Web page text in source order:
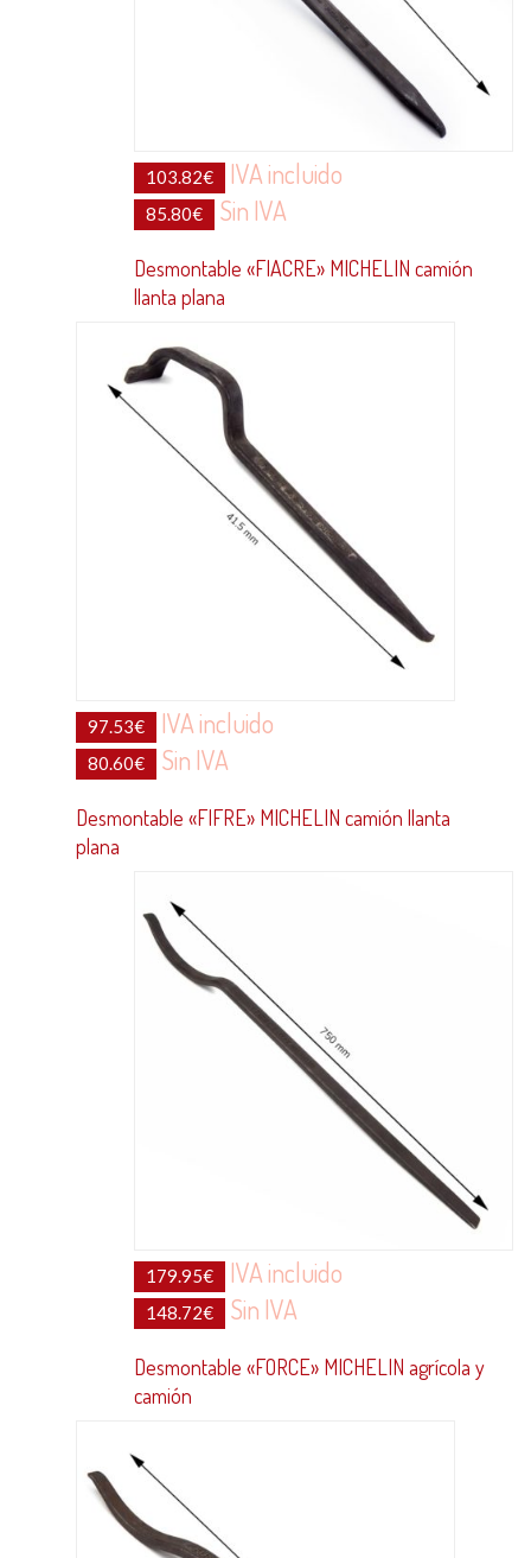
103.82€ IVA incluido
85.80€ Sin IVA
Desmontable «FIACRE» MICHELIN camión
llanta plana
97.53€ IVA incluido
80.60€ Sin IVA
Desmontable «FIFRE» MICHELIN camión llanta
plana
179.95€ IVA incluido
148.72€ Sin IVA
Desmontable «FORCE» MICHELIN agrícola y
camión